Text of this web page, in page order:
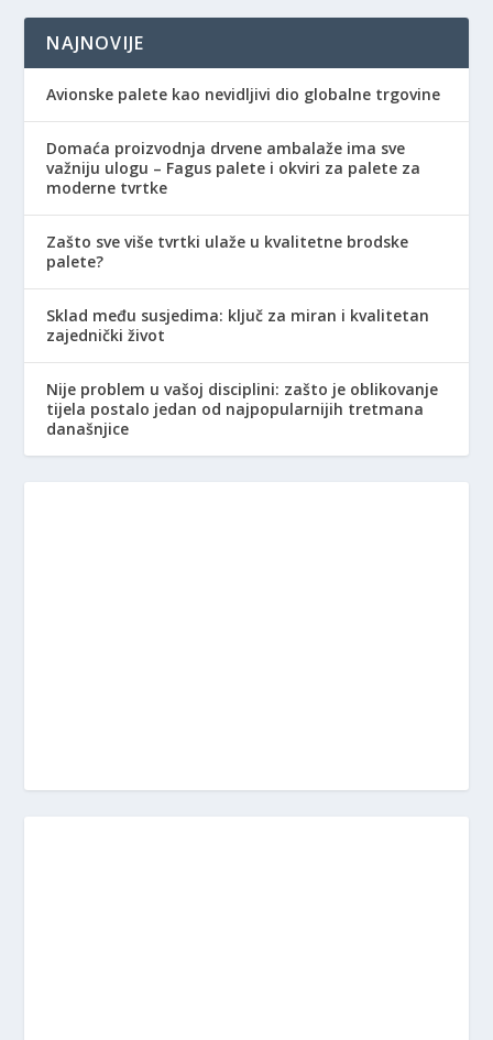
NAJNOVIJE
Avionske palete kao nevidljivi dio globalne trgovine
Domaća proizvodnja drvene ambalaže ima sve
važniju ulogu – Fagus palete i okviri za palete za
moderne tvrtke
Zašto sve više tvrtki ulaže u kvalitetne brodske
palete?
Sklad među susjedima: ključ za miran i kvalitetan
zajednički život
Nije problem u vašoj disciplini: zašto je oblikovanje
tijela postalo jedan od najpopularnijih tretmana
današnjice